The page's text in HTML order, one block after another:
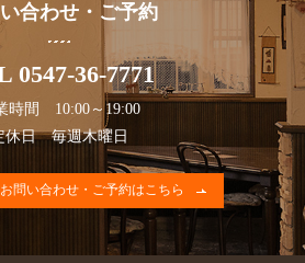
合わせ・ご予約
0547-36-7771
時間 10:00～19:00
休日 毎週木曜日
問い合わせ・ご予約はこちら